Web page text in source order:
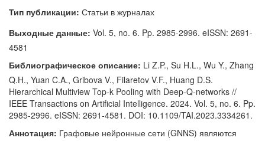
Тип публикации: Статьи в журналах
Выходные данные: Vol. 5, no. 6. Pp. 2985-2996. eISSN: 2691-
4581
Библиографическое описание: Li Z.P., Su H.L., Wu Y., Zhang
Q.H., Yuan C.A., Gribova V., Filaretov V.F., Huang D.S.
Hierarchical Multiview Top-k Pooling with Deep-Q-networks //
IEEE Transactions on Artificial Intelligence. 2024. Vol. 5, no. 6. Pp.
2985-2996. eISSN: 2691-4581. DOI: 10.1109/TAI.2023.3334261.
Аннотация: Графовые нейронные сети (GNNS) являются